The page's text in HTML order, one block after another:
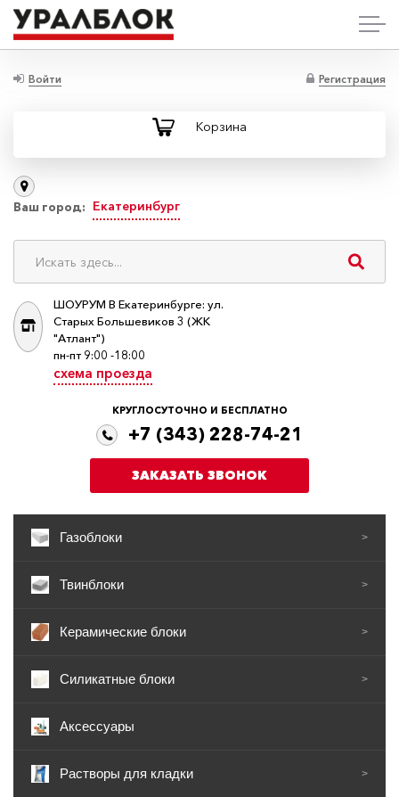
Войти Регистрация
Корзина
Ваш город: Екатеринбург
ШОУРУМ В Екатеринбурге: ул.
Старых Большевиков 3 (ЖК
"Атлант")
пн-пт 9:00 -18:00
схема проезда
КРУГЛОСУТОЧНО И БЕСПЛАТНО
+7 (343) 228-74-21
ЗАКАЗАТЬ ЗВОНОК
Газоблоки >
Твинблоки >
Керамические блоки >
Силикатные блоки >
Аксессуары
Растворы для кладки >